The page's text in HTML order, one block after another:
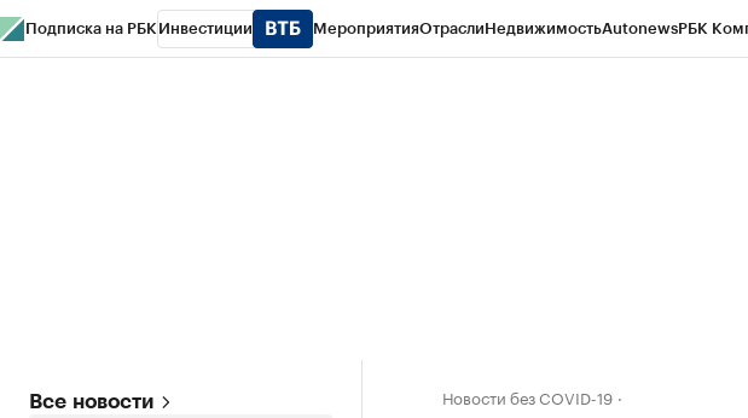
Подписка на РБК Инвестиции МероприятияОтраслиНедвижимостьAutonewsРБК
Все новости Новости без COVID-19